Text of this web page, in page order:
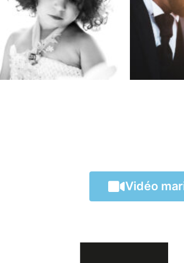
Vidéo